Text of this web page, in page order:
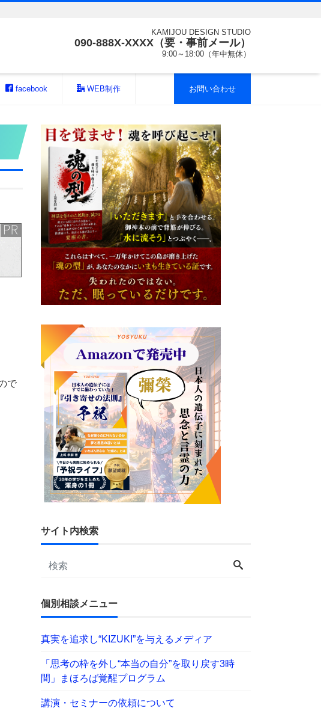
KAMIJOU DESIGN STUDIO
090-888X-XXXX（要・事前メール）
9:00～18:00（年中無休）
facebook WEB制作 お問い合わせ
で
サイト内検索
個別相談メニュー
真実を追求し“KIZUKI”を与えるメディア
「思考の枠を外し“本当の自分”を取り戻す3時
間」まほろば覚醒プログラム
講演・セミナーの依頼について